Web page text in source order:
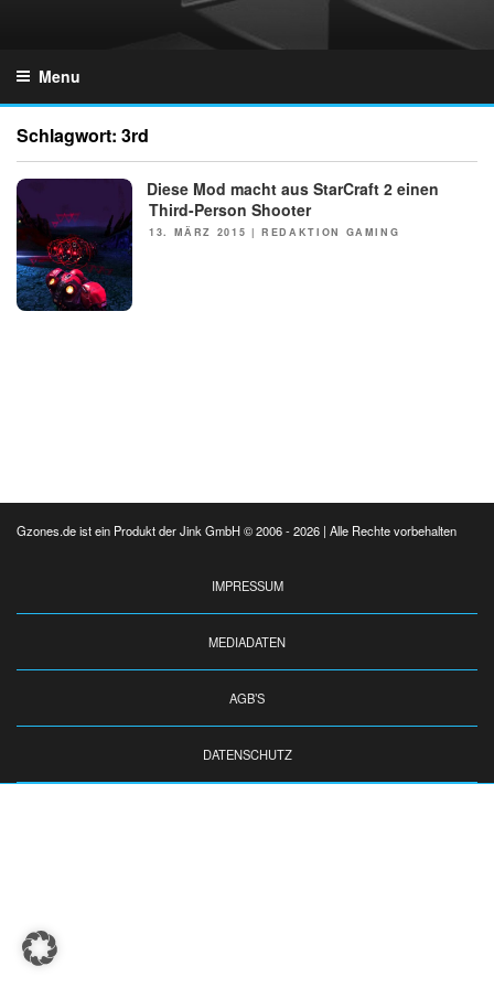
Menu
Schlagwort: 3rd
Diese Mod macht aus StarCraft 2 einen
Third-Person Shooter
POSTED
13. MÄRZ 2015 |REDAKTION GAMING
Gzones.de ist ein Produkt der Jink GmbH © 2006 - 2026 | Alle Rechte vorbehalten
IMPRESSUM
MEDIADATEN
AGB’S
DATENSCHUTZ